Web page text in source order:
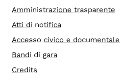
Amministrazione trasparente
Atti di notifica
Accesso civico e documentale
Bandi di gara
Credits